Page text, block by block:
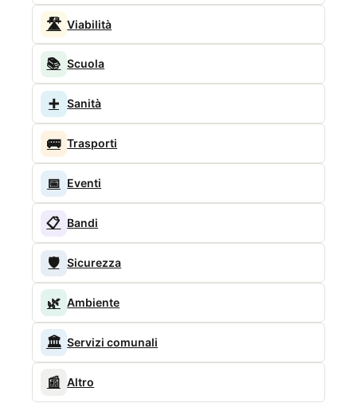
🛣️ Viabilità
📚 Scuola
➕ Sanità
🚌 Trasporti
📅 Eventi
📋 Bandi
🛡️ Sicurezza
🌿 Ambiente
🏛️ Servizi comunali
📰 Altro